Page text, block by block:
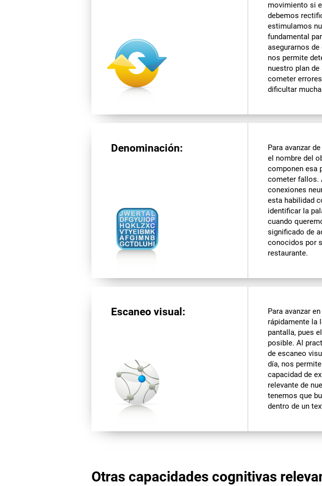
movimiento si
debemos
estimulamos
fundamental
asegurarnos
nos permite
nuestro plan
cometer
dificultar
Denominación: Para avanzar
el nombre del
componen esa
cometer fallos.
conexiones
esta habilidad
identificar la
cuando
significado de
conocidos por
restaurante.
Escaneo visual: Para avanzar
rápidamente la
pantalla, pues
posible. Al
de escaneo
día, nos
capacidad de
relevante de
tenemos que
dentro de un
Otras capacidades cognitivas